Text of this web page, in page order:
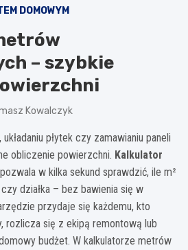
DOMOWYM
– szybkie
Kowalczyk
płytek czy zamawianiu paneli
obliczenie powierzchni. Kalkulator
pozwala w kilka sekund sprawdzić, ile m²
działka – bez bawienia się w
przydaje się każdemu, kto
rozlicza się z ekipą remontową lub
budżet. W kalkulatorze metrów